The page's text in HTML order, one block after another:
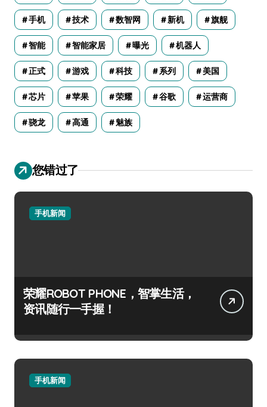
手机 技术 数智网 新机 旗舰
智能 智能家居 曝光 机器人
正式 游戏 科技 系列 美国
芯片 苹果 荣耀 谷歌 运营商
骁龙 高通 魅族
您错过了
手机新闻
荣耀ROBOT PHONE，智掌生活，
资讯随行一手握！
手机新闻